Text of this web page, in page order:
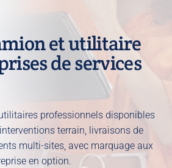
et utilitaire
de services
professionnels disponibles
terrain, livraisons de
multi-sites, avec marquage aux
en option.